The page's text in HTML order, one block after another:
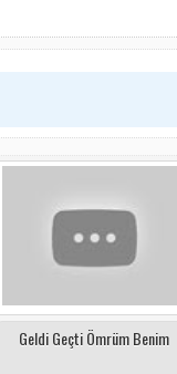
Geldi Geçti Ömrüm Benim